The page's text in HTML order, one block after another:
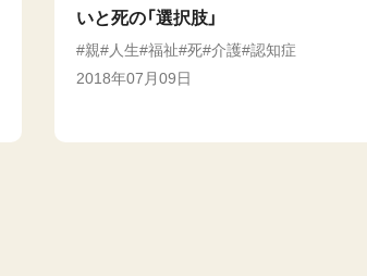
いと死の「選択肢」
親 人生 福祉 死 介護 認知症
2018年07月09日